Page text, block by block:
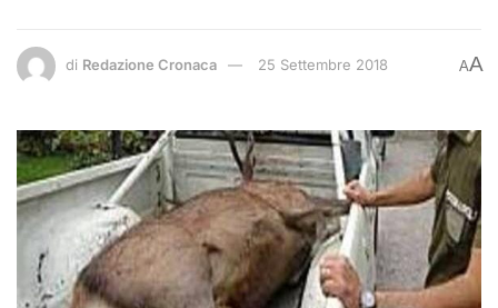
di Redazione Cronaca 25 Settembre 2018 AA